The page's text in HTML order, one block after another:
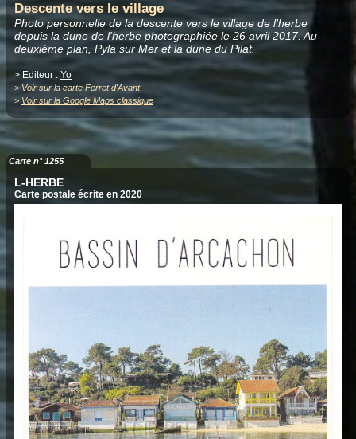
Descente vers le village
Photo personnelle de la descente vers le village de l'herbe
depuis la dune de l'herbe photographiée le 26 avril 2017. Au
deuxième plan, Pyla sur Mer et la dune du Pilat.
> Editeur : Yo
> Voir sur la carte Ferret d'Avant
> Voir sur la Google Maps classique
Carte n° 1255
L-HERBE
Carte postale écrite en 2020